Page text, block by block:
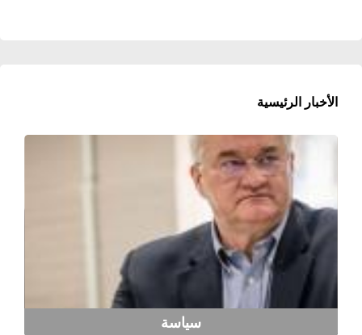
الأخبار الرئيسية
سياسة